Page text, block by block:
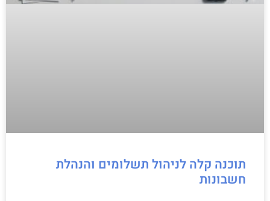
תוכנה קלה לניהול תשלומים והנהלת
חשבונות